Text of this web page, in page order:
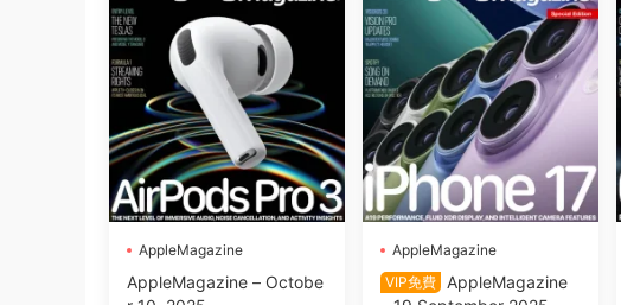
AppleMagazine
AppleMagazine – Octobe
AppleMagazine
VIP免費
AppleMagazine